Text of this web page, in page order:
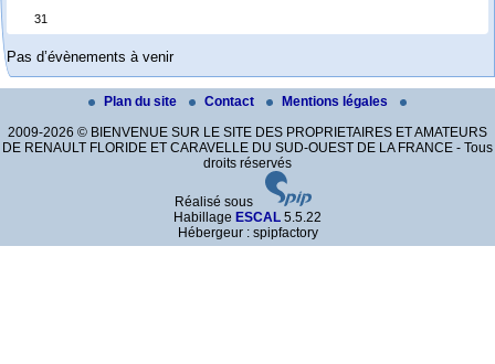
31
Pas d’évènements à venir
Plan du site Contact
Mentions légales
2009-2026 © BIENVENUE SUR LE SITE DES PROPRIETAIRES ET AMATEURS
DE RENAULT FLORIDE ET CARAVELLE DU SUD-OUEST DE LA FRANCE - Tous
droits réservés
Réalisé sous
Habillage ESCAL 5.5.22
Hébergeur : spipfactory